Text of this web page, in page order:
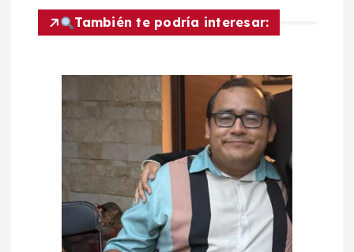
ó
También te podría interesar: